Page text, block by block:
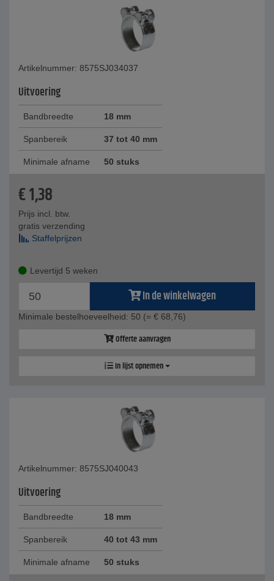
Artikelnummer: 8575SJ034037
Uitvoering
Bandbreedte 18 mm
Spanbereik 37 tot 40 mm
Minimale afname 50 stuks
€1,38
Prijs incl. btw.
gratis verzending
Staffelprijzen
Levertijd 5 weken
In de winkelwagen
Minimale bestelhoeveelheid: 50 (= € 68,76)
Offerte aanvragen
In lijst opnemen
Artikelnummer: 8575SJ040043
Uitvoering
Bandbreedte 18 mm
Spanbereik 40 tot 43 mm
Minimale afname 50 stuks